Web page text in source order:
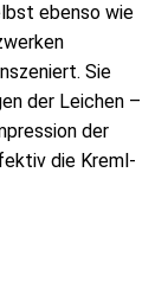
ebenso wie
Sie
der Leichen –
der
die Kreml-